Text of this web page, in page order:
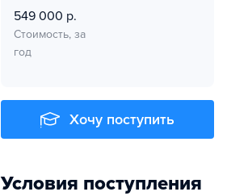
549 000 р.
Стоимость, за
год
Хочу поступить
Условия поступления